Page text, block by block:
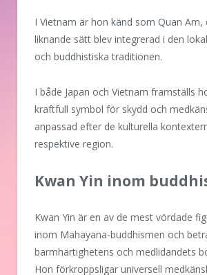
I Vietnam är hon känd som Quan Am,
liknande sätt blev integrerad i den
och buddhistiska traditionen.
I både Japan och Vietnam framställs
kraftfull symbol för skydd och
anpassad efter de kulturella
respektive region.
Kwan Yin inom
Kwan Yin är en av de mest vördade
inom Mahayana-buddhismen och
barmhärtighetens och medlidandets
Hon förkroppsligar universell